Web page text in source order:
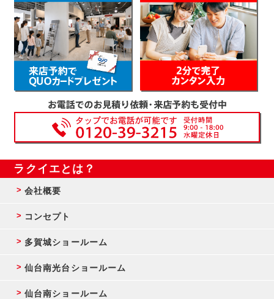
ラクイエとは？
会社概要
コンセプト
多賀城ショールーム
仙台南光台ショールーム
仙台南ショールーム